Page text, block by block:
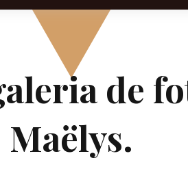
de
Maëlys.